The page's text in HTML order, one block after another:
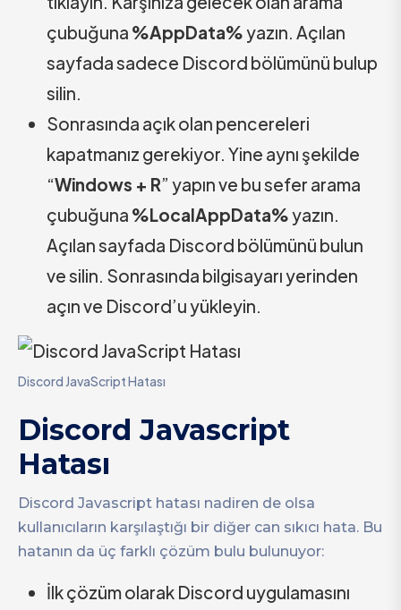
çubuğuna %AppData%yazın. Açılan
sayfada sadece Discord bölümünü bulup
silin.
Sonrasında açık olan pencereleri
kapatmanız gerekiyor. Yine aynı şekilde
“Windows + R” yapın ve bu sefer arama
çubuğuna %LocalAppData%yazın.
Açılan sayfada Discord bölümünü bulun
ve silin. Sonrasında bilgisayarı yerinden
açın ve Discord’u yükleyin.
Discord JavaScript Hatası
Discord Javascript
Hatası
Discord Javascript hatası nadiren de olsa
kullanıcıların karşılaştığı bir diğer can sıkıcı hata. Bu
hatanın da üç farklı çözüm bulu bulunuyor:
İlk çözüm olarak Discord uygulamasını